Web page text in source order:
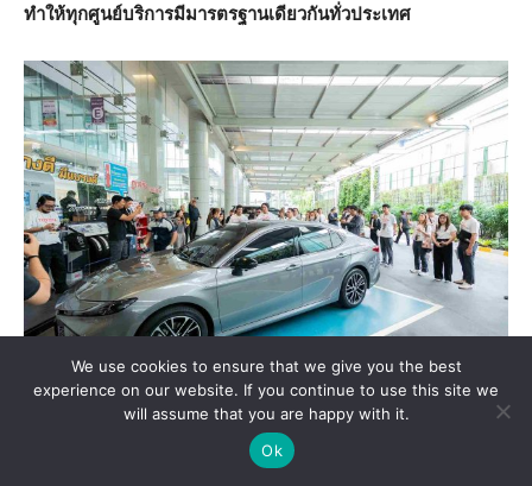
ทำให้ทุกศูนย์บริการมีมารตรฐานเดียวกันทั่วประเทศ
We use cookies to ensure that we give you the best
experience on our website. If you continue to use this site we
will assume that you are happy with it.
Ok